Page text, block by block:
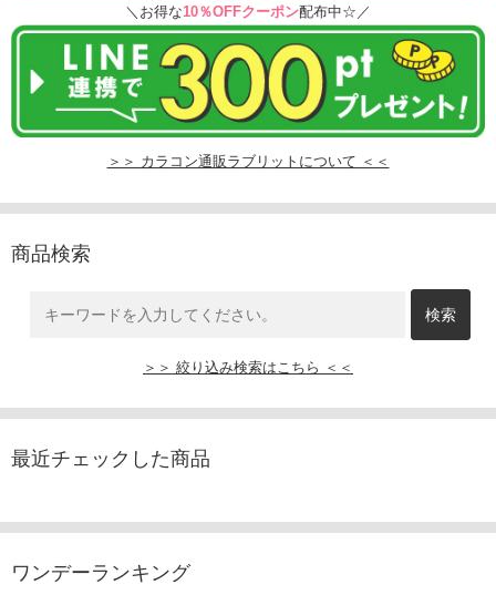
＼お得な10％OFFクーポン配布中☆／
＞＞ カラコン通販ラブリットについて ＜＜
商品検索
＞＞ 絞り込み検索はこちら ＜＜
最近チェックした商品
ワンデーランキング